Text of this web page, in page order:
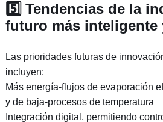
5️⃣ Tendencias de la
futuro más inteligente
Las prioridades futuras de
incluyen:
Más energía-flujos de evaporación
y de baja-procesos de temperatura
Integración digital, permitiendo